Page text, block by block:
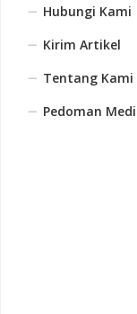
Hubungi Kami
Kirim Artikel
Tentang Kami
Pedoman